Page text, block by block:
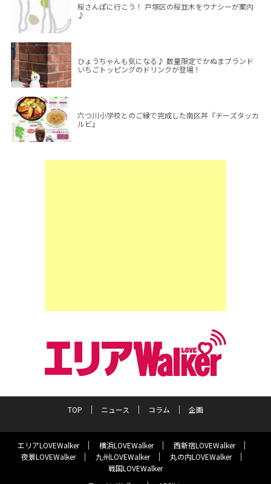
桜さんぽに行こう！ 戸塚区の桜並木をウナシーが案内
♪
ひょうちゃんも気になる♪ 数量限定でかぬまブランド
いちごトッピングのドリンクが登場！
六つ川小学校とのご縁で完成した南区丼『チーズタッカ
ルビ』
TOP ニュース コラム 企画
エリアLOVEWalker 横浜LOVEWalker
西新宿LOVEWalker
夜景LOVEWalker
九州LOVEWalker
丸の内LOVEWalker
戦国LOVEWalker